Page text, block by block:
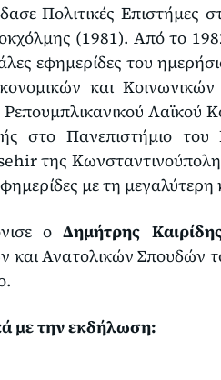
Πολιτικές Επιστήμες
(1981). Από το
εφημερίδες του
και
στο Πανεπιστήμιο
της
με τη
οΔημήτρης
και Ανατολικών Σπουδών
με την εκδήλωση: